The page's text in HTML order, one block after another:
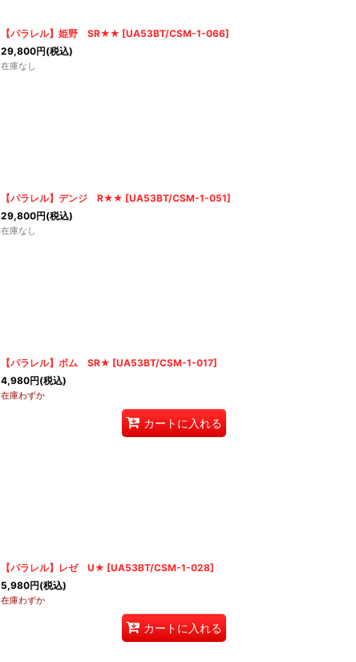
【パラレル】姫野 SR★★ [UA53BT/CSM-1-066]
29,800円(税込)
在庫なし
【パラレル】デンジ R★★ [UA53BT/CSM-1-051]
29,800円(税込)
在庫なし
【パラレル】ボム SR★ [UA53BT/CSM-1-017]
4,980円(税込)
在庫わずか
カートに入れる
【パラレル】レゼ U★ [UA53BT/CSM-1-028]
5,980円(税込)
在庫わずか
カートに入れる